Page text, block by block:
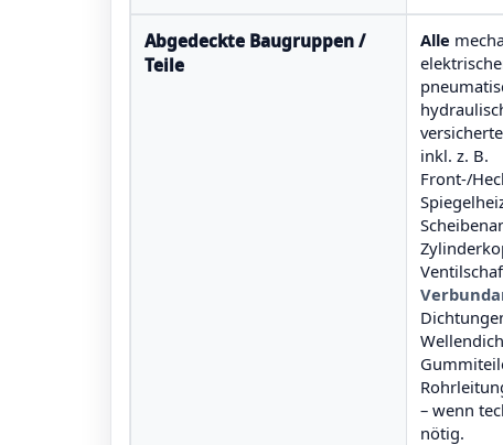
Abgedeckte Baugruppen /
Teile
Alle
inkl. z. B.
Front-/
– wenn
nötig.